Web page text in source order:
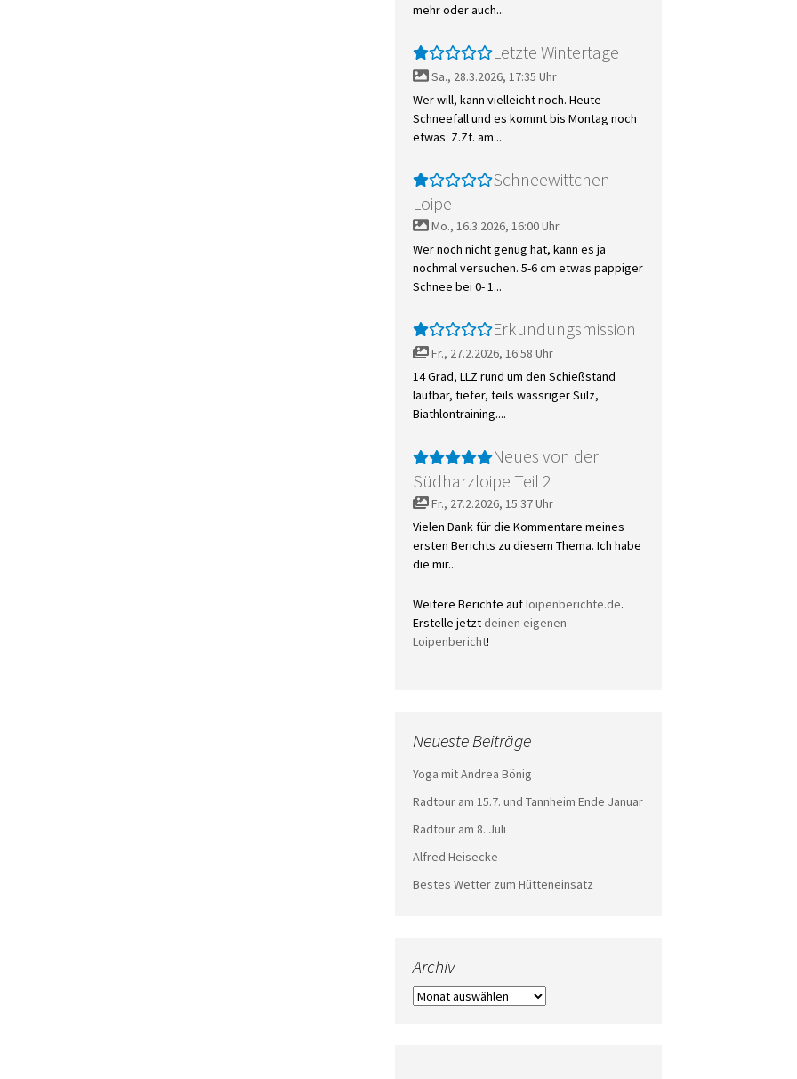
mehr oder auch...
Letzte Wintertage
Sa., 28.3.2026, 17:35 Uhr
Wer will, kann vielleicht noch. Heute
Schneefall und es kommt bis Montag noch
etwas. Z.Zt. am...
Schneewittchen-
Loipe
Mo., 16.3.2026, 16:00 Uhr
Wer noch nicht genug hat, kann es ja
nochmal versuchen. 5-6 cm etwas pappiger
Schnee bei 0- 1...
Erkundungsmission
Fr., 27.2.2026, 16:58 Uhr
14 Grad, LLZ rund um den Schießstand
laufbar, tiefer, teils wässriger Sulz,
Biathlontraining....
Neues von der
Südharzloipe Teil 2
Fr., 27.2.2026, 15:37 Uhr
Vielen Dank für die Kommentare meines
ersten Berichts zu diesem Thema. Ich habe
die mir...
Weitere Berichte aufloipenberichte.de.
Erstelle jetzt deinen eigenen
Loipenbericht!
Neueste Beiträge
Yoga mit Andrea Bönig
Radtour am 15.7. und Tannheim Ende Januar
Radtour am 8. Juli
Alfred Heisecke
Bestes Wetter zum Hütteneinsatz
Archiv
Archiv